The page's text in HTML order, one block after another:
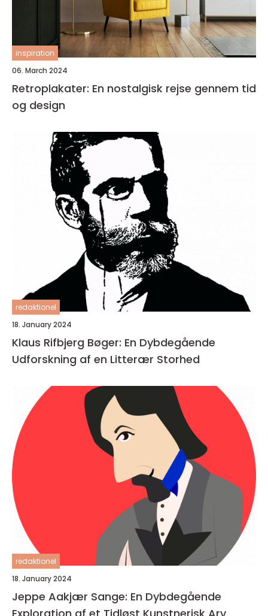
inspiration
06. March 2024
Retroplakater: En nostalgisk rejse gennem tid
og design
redaktionel
18. January 2024
Klaus Rifbjerg Bøger: En Dybdegående
Udforskning af en Litterær Storhed
redaktionel
18. January 2024
Jeppe Aakjær Sange: En Dybdegående